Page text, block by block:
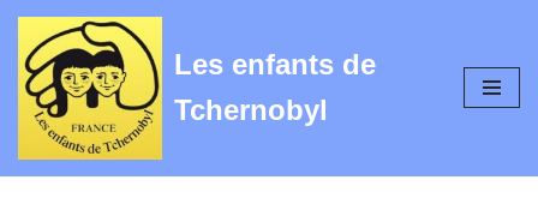
Aller
au
contenu
Les enfants de
Tchernobyl